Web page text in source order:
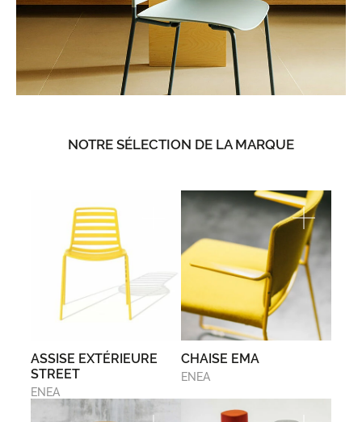
NOTRE SÉLECTION DE LA MARQUE
ASSISE EXTÉRIEURE
STREET
ENEA
CHAISE EMA
ENEA